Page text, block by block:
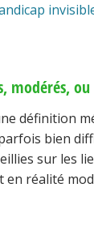
modérés,
définition
bien
sur les
réalité